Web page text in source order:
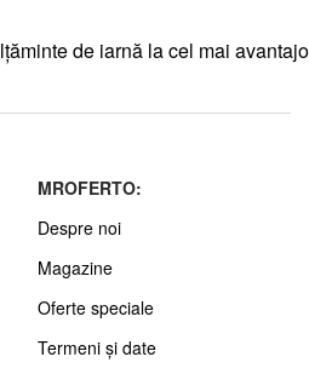
de iarnă la cel mai
MROFERTO:
Despre noi
Magazine
Oferte speciale
Termeni și date